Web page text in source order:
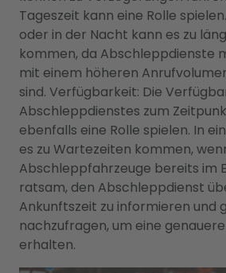
Tageszeit kann eine Rolle
oder in der Nacht kann es zu
kommen, da Abschleppdienste
mit einem höheren
sind. Verfügbarkeit: Die
Abschleppdienstes zum
ebenfalls eine Rolle spielen. In
es zu Wartezeiten kommen,
Abschleppfahrzeuge bereits im
ratsam, den Abschleppdienst
Ankunftszeit zu informieren und
nachzufragen, um eine
erhalten.